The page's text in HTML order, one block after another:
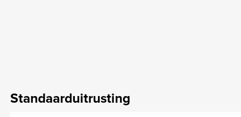
Standaarduitrusting